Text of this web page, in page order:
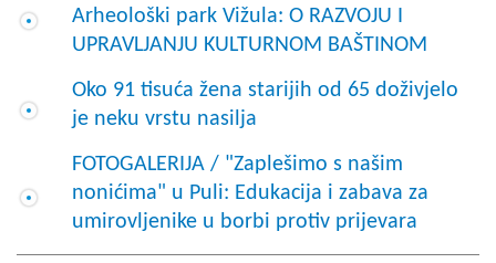
Arheološki park Vižula: O RAZVOJU I
UPRAVLJANJU KULTURNOM BAŠTINOM
Oko 91 tisuća žena starijih od 65 doživjelo
je neku vrstu nasilja
FOTOGALERIJA / "Zaplešimo s našim
nonićima" u Puli: Edukacija i zabava za
umirovljenike u borbi protiv prijevara